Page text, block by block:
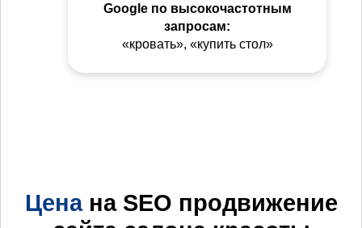
Google по высокочастотным
запросам:
«кровать», «купить стол»
Ценана SEO продвижение